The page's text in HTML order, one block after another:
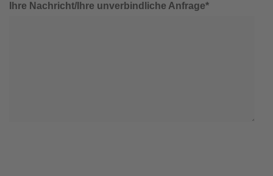
Ihre Nachricht/Ihre unverbindliche Anfrage*